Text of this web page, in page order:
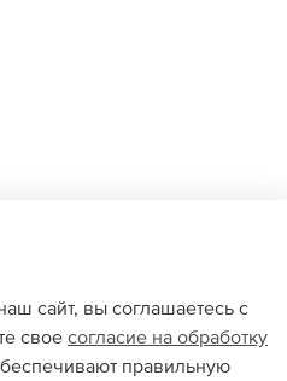
сайт, вы соглашаетесь с
своесогласие на обработку
правильную